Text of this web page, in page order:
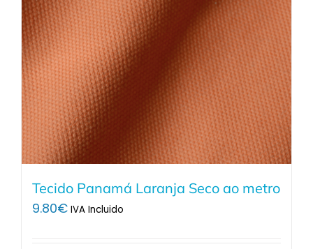
Tecido Panamá Laranja Seco ao metro
9.80€ IVA Incluido